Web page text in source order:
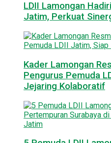
LDII Lamongan
Jatim, Perkuat
Kader Lamongan
Pengurus Pemuda
Jejaring Kolaboratif